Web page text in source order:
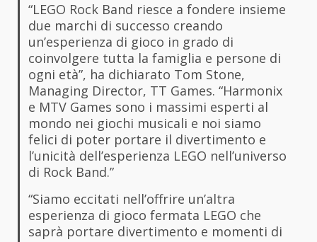
“LEGO Rock Band riesce a fondere insieme
due marchi di successo creando
un’esperienza di gioco in grado di
coinvolgere tutta la famiglia e persone di
ogni età”, ha dichiarato Tom Stone,
Managing Director, TT Games. “Harmonix
e MTV Games sono i massimi esperti al
mondo nei giochi musicali e noi siamo
felici di poter portare il divertimento e
l’unicità dell’esperienza LEGO nell’universo
di Rock Band.”
“Siamo eccitati nell’offrire un’altra
esperienza di gioco fermata LEGO che
saprà portare divertimento e momenti di